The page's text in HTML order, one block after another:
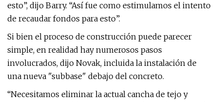
esto”, dijo Barry. “Así fue como estimulamos el intento
de recaudar fondos para esto”.
Si bien el proceso de construcción puede parecer
simple, en realidad hay numerosos pasos
involucrados, dijo Novak, incluida la instalación de
una nueva "subbase" debajo del concreto.
“Necesitamos eliminar la actual cancha de tejo y